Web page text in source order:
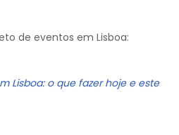
de eventos em Lisboa:
Lisboa: o que fazer hoje e este